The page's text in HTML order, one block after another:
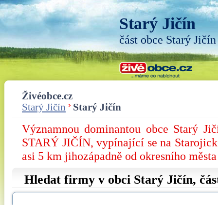
Starý Jičín
část obce Starý Jičín
Živéobce.cz
Starý Jičín
Starý Jičín
Významnou dominantou obce Starý
STARÝ JIČÍN, vypínající se na
asi 5 km jihozápadně od okresního
Hledat firmy v obci Starý Jičín,